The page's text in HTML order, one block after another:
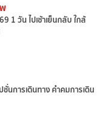
1 วัน ไปเช้าเย็นกลับ ใกล้
นการเดินทาง คำคมการเดิน